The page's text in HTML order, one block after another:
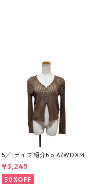
5／1ライブ紹介No.A/WDXM-
777 シアーリブ編みニットカー
ディガン
¥3,245
50%OFF